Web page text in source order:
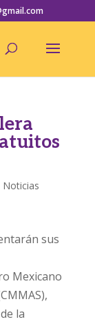
Noticias
sus
Mexicano
la